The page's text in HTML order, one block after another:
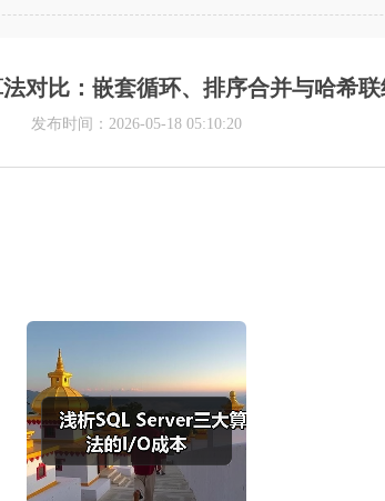
对比：嵌套循环、排序合并与哈希联
发布时间：2026-05-18 05:10:20